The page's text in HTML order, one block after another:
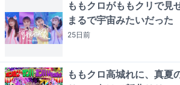
ももクロがももクリで見
まるで宇宙みたいだった
25日前
ももクロ高城れに、真夏